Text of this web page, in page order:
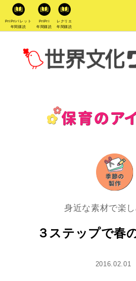
PriPriパレット
年間購読
PriPri
年間購読
レクリエ
年間購読
身近な素材で楽し
３ステップで春
2016.02.01